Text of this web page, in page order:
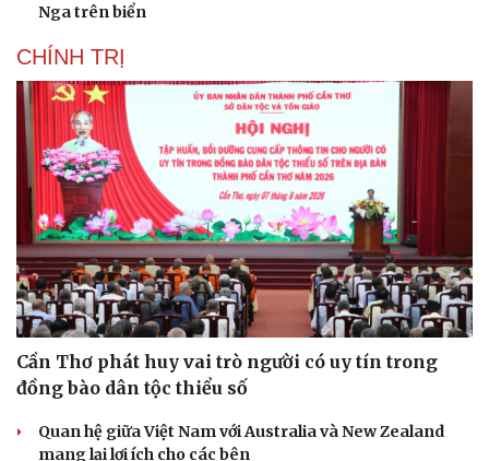
Nga trên biển
CHÍNH TRỊ
Cần Thơ phát huy vai trò người có uy tín trong
đồng bào dân tộc thiểu số
Quan hệ giữa Việt Nam với Australia và New Zealand
mang lại lợi ích cho các bên